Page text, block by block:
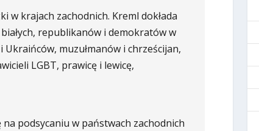
w krajach zachodnich. Kreml dokłada
republikanów i demokratów w
muzułmanów i chrześcijan,
LGBT, prawicę i lewicę,
podsycaniu w państwach zachodnich